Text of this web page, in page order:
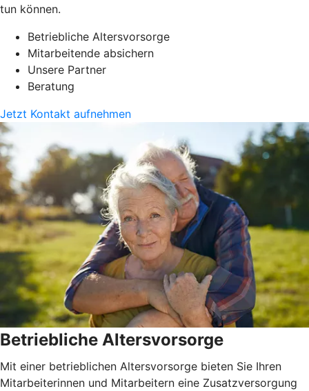
tun können.
Betriebliche Altersvorsorge
Mitarbeitende absichern
Unsere Partner
Beratung
Jetzt Kontakt aufnehmen
Betriebliche Altersvorsorge
Mit einer betrieblichen Altersvorsorge bieten Sie Ihren
Mitarbeiterinnen und Mitarbeitern eine Zusatzversorgung